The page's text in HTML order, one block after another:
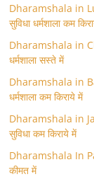
Dharamshala in
सुविधा धर्मशाला कम
Dharamshala in
धर्मशाला सस्ते में
Dharamshala in
धर्मशाला कम किराये में
Dharamshala in
सुविधा कम किराये में
Dharamshala In
कीमत में